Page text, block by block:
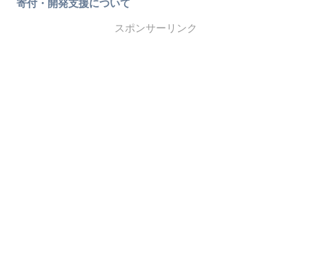
寄付・開発支援について
スポンサーリンク